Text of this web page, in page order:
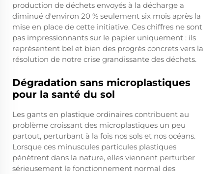
production de déchets envoyés à la décharge a
diminué d'environ 20 % seulement six mois après la
mise en place de cette initiative. Ces chiffres ne sont
pas impressionnants sur le papier uniquement : ils
représentent bel et bien des progrès concrets vers la
résolution de notre crise grandissante des déchets.
Dégradation sans microplastiques
pour la santé du sol
Les gants en plastique ordinaires contribuent au
problème croissant des microplastiques un peu
partout, perturbant à la fois nos sols et nos océans.
Lorsque ces minuscules particules plastiques
pénètrent dans la nature, elles viennent perturber
sérieusement le fonctionnement normal des